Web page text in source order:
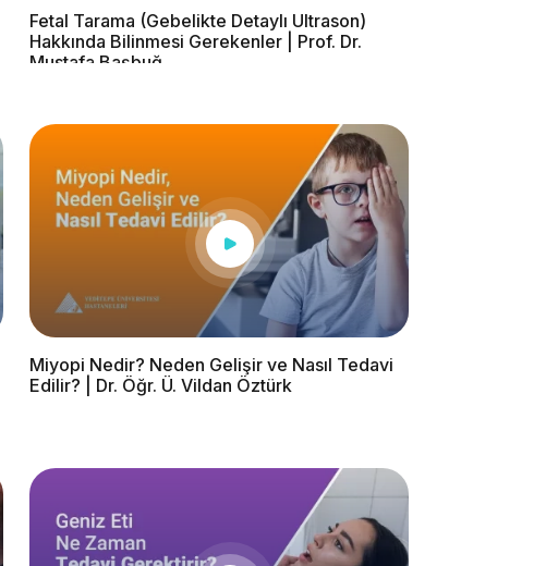
Fetal Tarama (Gebelikte Detaylı Ultrason)
Hakkında Bilinmesi Gerekenler | Prof. Dr.
Mustafa Başbuğ
Miyopi Nedir? Neden Gelişir ve Nasıl Tedavi
Edilir? | Dr. Öğr. Ü. Vildan Öztürk